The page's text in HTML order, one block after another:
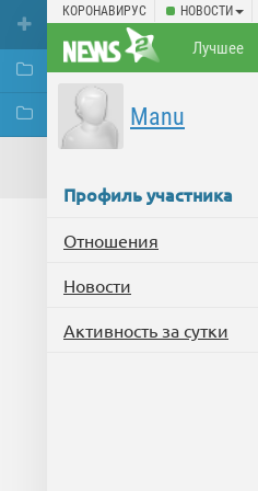
КОРОНАВИРУС НОВОСТИ
Лучшее
Manu
Профиль участника
Отношения
Новости
Активность за сутки